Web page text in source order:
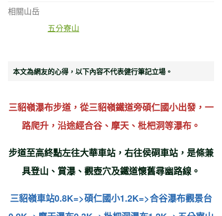
相關山岳
五分寮山
本文為網友的心得，以下內容不代表健行筆記立場。
三貂嶺瀑布步道，從三貂嶺鐵道旁碩仁國小出發，一
路爬升，沿途經合谷、摩天、枇杷洞等瀑布。
步道至高終點左往大華車站，右往侯硐車站，是條兼
具登山、賞瀑、觀壺穴及鐵道懷舊尋幽路線。
三貂嶺車站0.8K=>碩仁國小1.2K=>合谷瀑布觀景台